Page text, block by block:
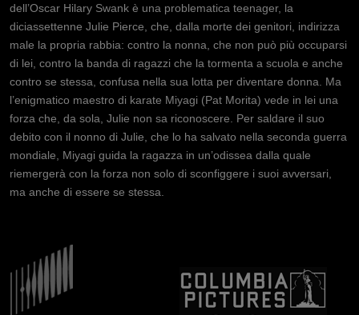
dell’Oscar Hilary Swank è una problematica teenager, la
diciassettenne Julie Pierce, che, dalla morte dei genitori, indirizza
male la propria rabbia: contro la nonna, che non può più occuparsi
di lei, contro la banda di ragazzi che la tormenta a scuola e anche
contro se stessa, confusa nella sua lotta per diventare donna. Ma
l’enigmatico maestro di karate Miyagi (Pat Morita) vede in lei una
forza che, da sola, Julie non sa riconoscere. Per saldare il suo
debito con il nonno di Julie, che lo ha salvato nella seconda guerra
mondiale, Miyagi guida la ragazza in un’odissea dalla quale
riemergerà con la forza non solo di sconfiggere i suoi avversari,
ma anche di essere se stessa.
Immagine